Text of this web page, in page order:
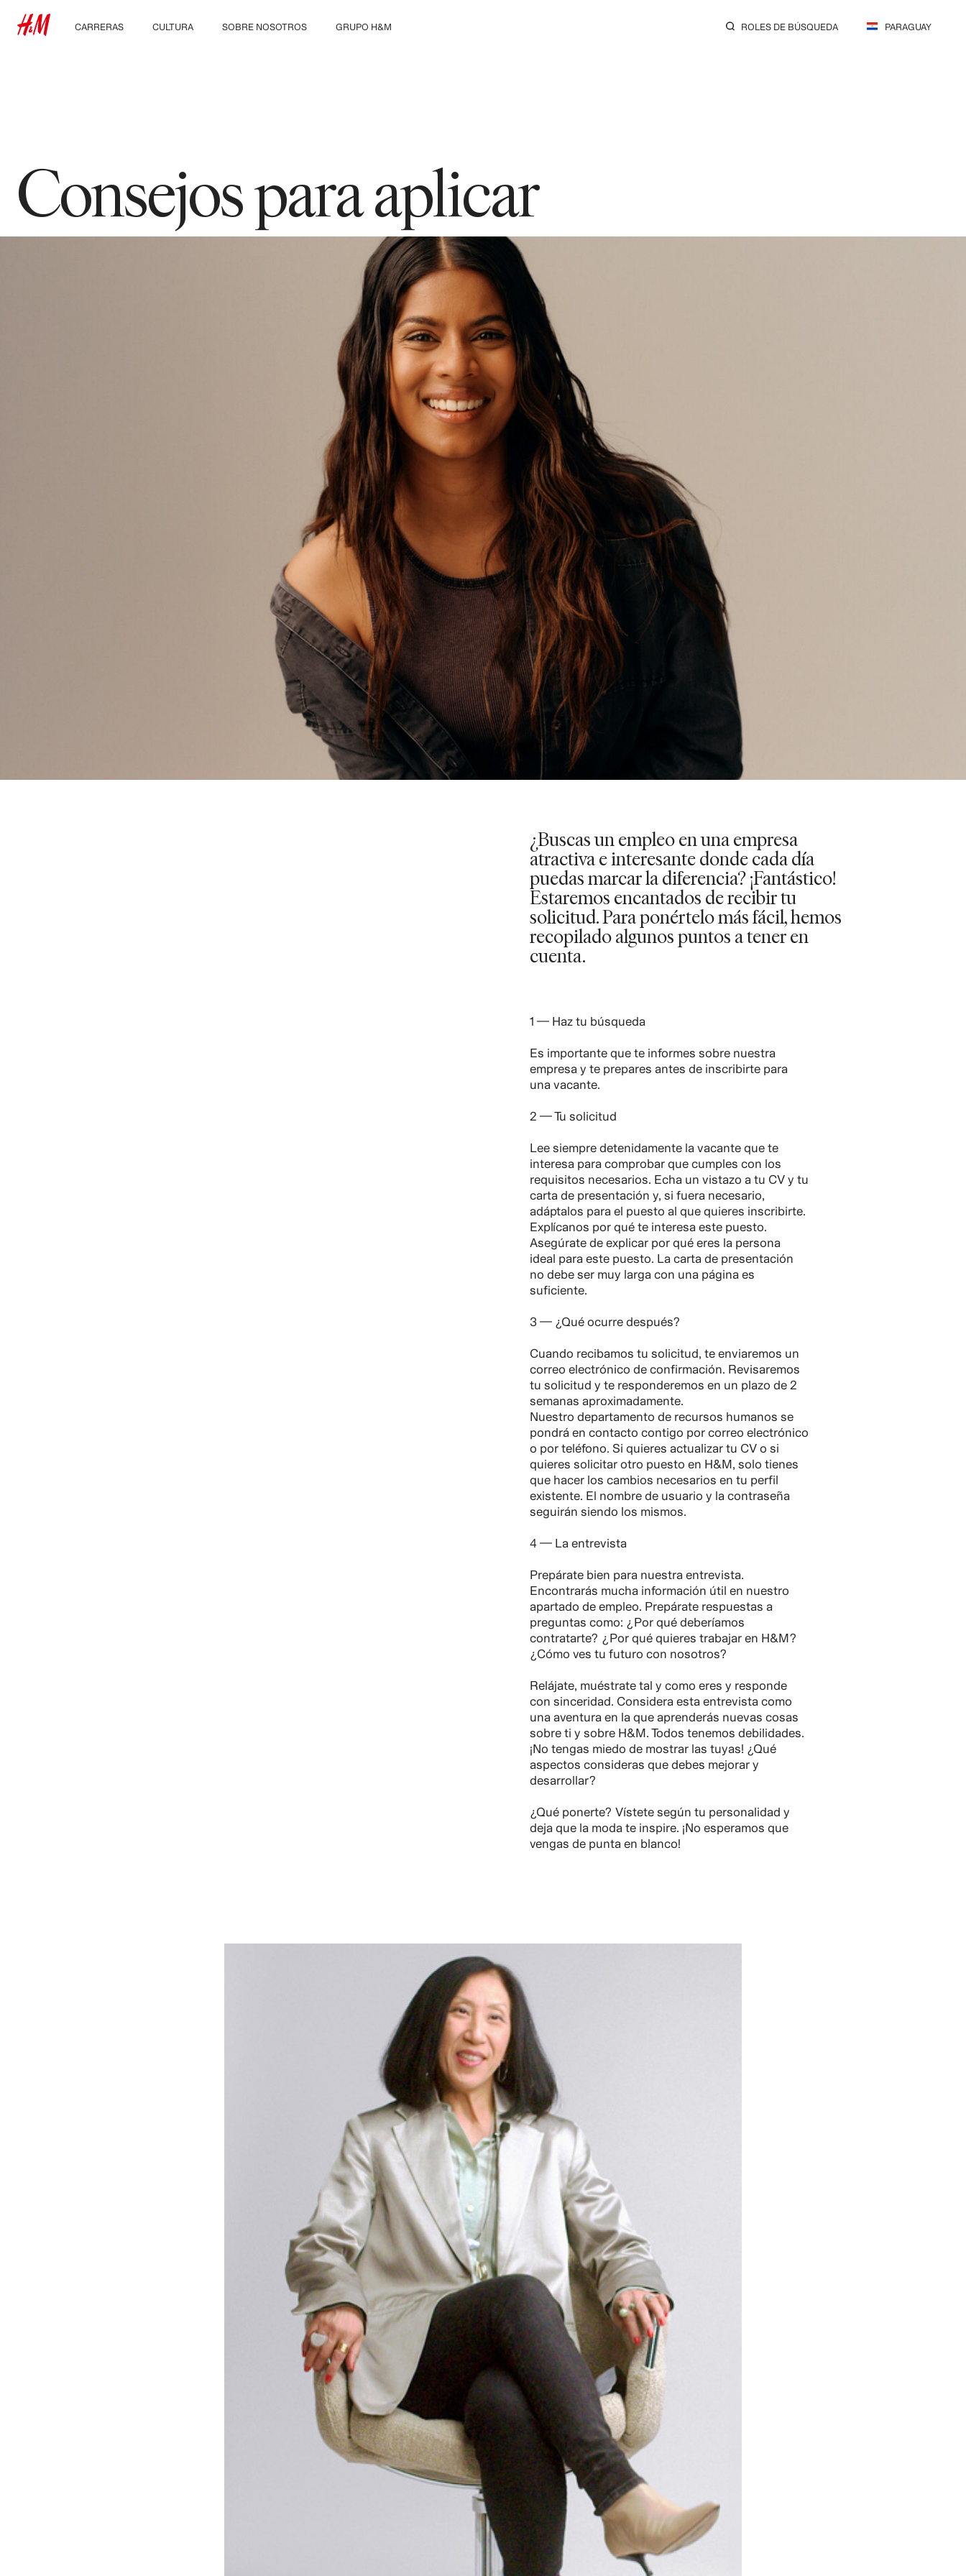
CARRERAS
CULTURA
SOBRE NOSOTROS
GRUPO H&M
ROLES DE BÚSQUEDA PARAGUAY
Consejos para aplicar
¿Buscas un empleo en una empresa
atractiva e interesante donde cada día
puedas marcar la diferencia? ¡Fantástico!
Estaremos encantados de recibir tu
solicitud. Para ponértelo más fácil, hemos
recopilado algunos puntos a tener en
cuenta.
1 — Haz tu búsqueda
Es importante que te informes sobre nuestra
empresa y te prepares antes de inscribirte para
una vacante.
2 — Tu solicitud
Lee siempre detenidamente la vacante que te
interesa para comprobar que cumples con los
requisitos necesarios. Echa un vistazo a tu CV y tu
carta de presentación y, si fuera necesario,
adáptalos para el puesto al que quieres inscribirte.
Explícanos por qué te interesa este puesto.
Asegúrate de explicar por qué eres la persona
ideal para este puesto. La carta de presentación
no debe ser muy larga con una página es
suficiente.
3 — ¿Qué ocurre después?
Cuando recibamos tu solicitud, te enviaremos un
correo electrónico de confirmación. Revisaremos
tu solicitud y te responderemos en un plazo de 2
semanas aproximadamente.
Nuestro departamento de recursos humanos se
pondrá en contacto contigo por correo electrónico
o por teléfono. Si quieres actualizar tu CV o si
quieres solicitar otro puesto en H&M, solo tienes
que hacer los cambios necesarios en tu perfil
existente. El nombre de usuario y la contraseña
seguirán siendo los mismos.
4 — La entrevista
Prepárate bien para nuestra entrevista.
Encontrarás mucha información útil en nuestro
apartado de empleo. Prepárate respuestas a
preguntas como: ¿Por qué deberíamos
contratarte? ¿Por qué quieres trabajar en H&M?
¿Cómo ves tu futuro con nosotros?
Relájate, muéstrate tal y como eres y responde
con sinceridad. Considera esta entrevista como
una aventura en la que aprenderás nuevas cosas
sobre ti y sobre H&M. Todos tenemos debilidades.
¡No tengas miedo de mostrar las tuyas! ¿Qué
aspectos consideras que debes mejorar y
desarrollar?
¿Qué ponerte? Vístete según tu personalidad y
deja que la moda te inspire. ¡No esperamos que
vengas de punta en blanco!